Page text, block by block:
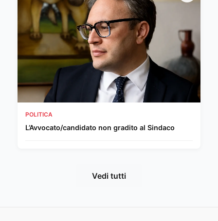
POLITICA
L’Avvocato/candidato non gradito al Sindaco
Vedi tutti